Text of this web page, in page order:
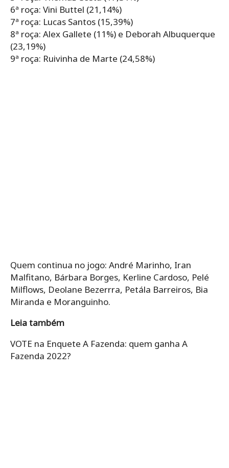
6ª roça: Vini Buttel (21,14%)
7ª roça: Lucas Santos (15,39%)
8ª roça: Alex Gallete (11%) e Deborah Albuquerque
(23,19%)
9ª roça: Ruivinha de Marte (24,58%)
Quem continua no jogo: André Marinho, Iran
Malfitano, Bárbara Borges, Kerline Cardoso, Pelé
Milflows, Deolane Bezerrra, Petála Barreiros, Bia
Miranda e Moranguinho.
Leia também
VOTE na Enquete A Fazenda: quem ganha A
Fazenda 2022?